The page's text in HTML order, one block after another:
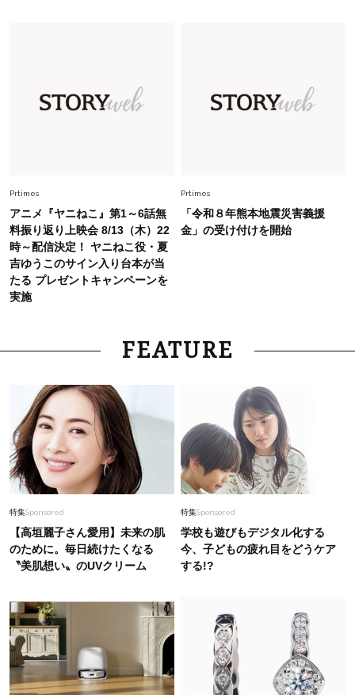
スタイリストが本気で推す！40代がほどよく華
やぐ【甘め黒アイテム】3選
【最旬かごバッグ】6選
Prtimes
アニメ『ヤニねこ』第1～6話無
料振り返り上映会 8/13（木）22
時～配信決定！ ヤニねこ役・夏
吉ゆうこのサイン入り台本が当
たる プレゼントキャンペーンを
実施
Prtimes
「令和８年熊本地震災害義援
金」の受け付けを開始
FEATURE
特集Sponsored
【高垣麗子さん愛用】未来の肌
のために。毎日続けたくなる
〝美肌想い〟のUVクリーム
特集Sponsored
学校も遊びもデジタル化する
今、子どもの疲れ目をどうケア
する!?